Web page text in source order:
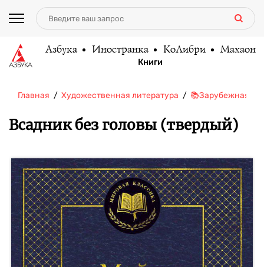
Азбука Иностранка КоЛибри Махаон
Книги
Главная Художественная литература 📚Зарубежная
Всадник без головы (твердый)